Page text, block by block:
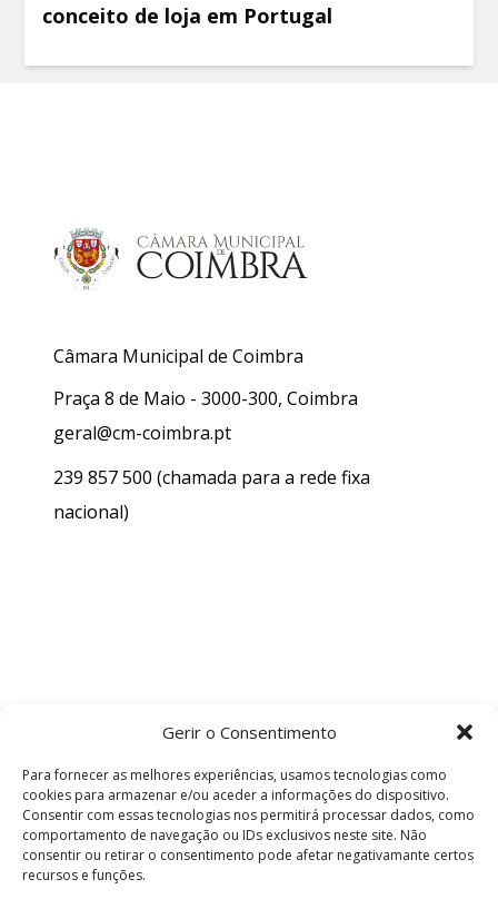
Gerir o Consentimento
Para fornecer as melhores experiências, usamos tecnologias como
cookies para armazenar e/ou aceder a informações do dispositivo.
Consentir com essas tecnologias nos permitirá processar dados, como
comportamento de navegação ou IDs exclusivos neste site. Não
consentir ou retirar o consentimento pode afetar negativamante certos
recursos e funções.
conceito de loja em Portugal
Câmara Municipal de Coimbra
Praça 8 de Maio - 3000-300, Coimbra
geral@cm-coimbra.pt
239 857 500 (chamada para a rede fixa
nacional)